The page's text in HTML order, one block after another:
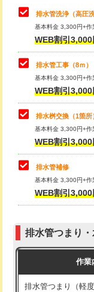
排水管工事（追加
え）
マス交換（土の掘
マス交換（深さ50㎝
マス交換（深さ50
コンクリート斫り
コンクリート斫り
モルタル補修（厚さ
モルタル補修（厚
追加人工
理・調整・分解・
止水・漏水調査・
理・調整・分解・
その他部品の脱着
交換・取付（タン
交換・取付(単水栓
式）)
交換・取付(混合水
式・ワンホール）)
交換・取付(排水
交換・取付（その他
持込商品取付（単
持込商品取付（混
排水管洗浄（高圧
基本料金 3,300円+
WEB割引3,000
排水管工事（8ｍ）
基本料金 3,300円+
WEB割引3,000
排水桝交換（1箇所
基本料金 3,300円+
WEB割引3,000
排水管補修
基本料金 3,300円+
WEB割引3,000
排水管つまり
作業
排水管つまり（軽